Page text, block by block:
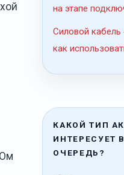
на этапе
Силовой кабель
как
КАКОЙ ТИП
ИНТЕРЕСУЕТ
ОЧЕРЕДЬ?